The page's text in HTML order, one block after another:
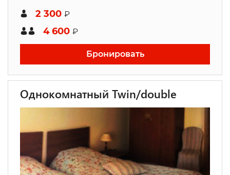
2 300 ₽
4 600 ₽
Бронировать
Однокомнатный Twin/double